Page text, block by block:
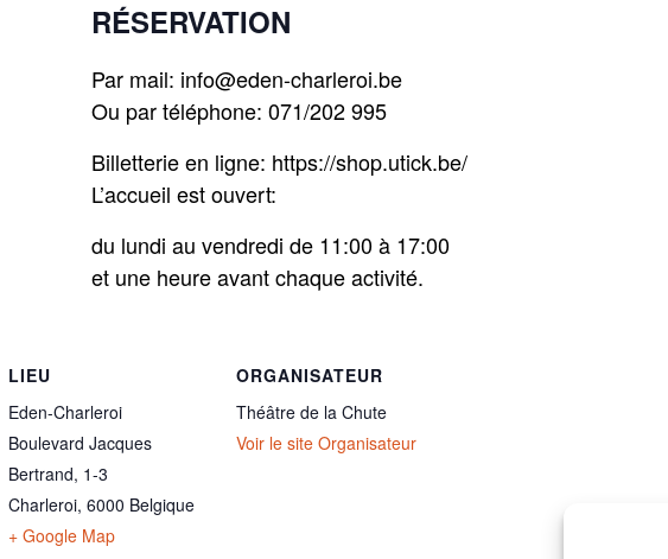
RÉSERVATION
Par mail: info@eden-charleroi.be
Ou par téléphone: 071/202 995
Billetterie en ligne: https://shop.utick.be/
L’accueil est ouvert:
du lundi au vendredi de 11:00 à 17:00
et une heure avant chaque activité.
LIEU
Eden-Charleroi
Boulevard Jacques
Bertrand, 1-3
Charleroi, 6000 Belgique
+ Google Map
ORGANISATEUR
Théâtre de la Chute
Voir le site Organisateur